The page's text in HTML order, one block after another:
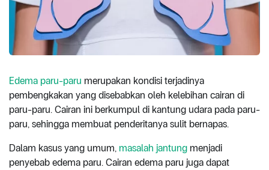
Edema paru-paru merupakan kondisi terjadinya
pembengkakan yang disebabkan oleh kelebihan cairan di
paru-paru. Cairan ini berkumpul di kantung udara pada paru-
paru, sehingga membuat penderitanya sulit bernapas.
Dalam kasus yang umum, masalah jantung menjadi
penyebab edema paru. Cairan edema paru juga dapat